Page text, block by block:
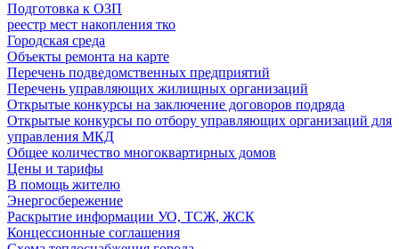
Подготовка к ОЗП
реестр мест накопления тко
Городская среда
Объекты ремонта на карте
Перечень подведомственных предприятий
Перечень управляющих жилищных организаций
Открытые конкурсы на заключение договоров подряда
Открытые конкурсы по отбору управляющих организаций для
управления МКД
Общее количество многоквартирных домов
Цены и тарифы
В помощь жителю
Энергосбережение
Раскрытие информации УО, ТСЖ, ЖСК
Концессионные соглашения